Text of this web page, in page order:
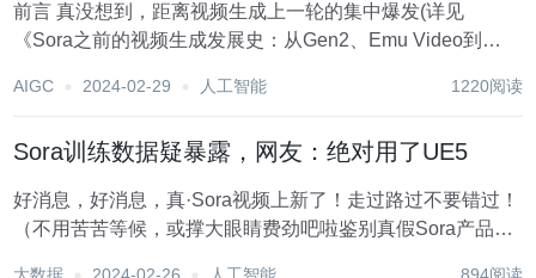
前言 真没想到，距离视频生成上一轮的集中爆发(详见
《Sora之前的视频生成发展史：从Gen2、Emu Video到
一出手，该领域又直接变天了 自打2.16日OpenAI发...
AIGC 2024-02-29 人工智能 1220阅读
Sora训练数据疑暴露，网友：绝对用了UE5
好消息，好消息，真·Sora视频上新了！走过路过不要错过！
（不用苦苦等候，或撑大眼睛费劲吧啦鉴别真假Sora产品